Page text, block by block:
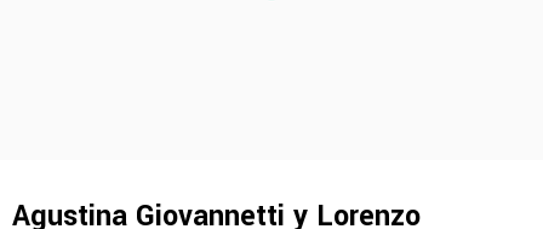
Agustina Giovannetti y Lorenzo